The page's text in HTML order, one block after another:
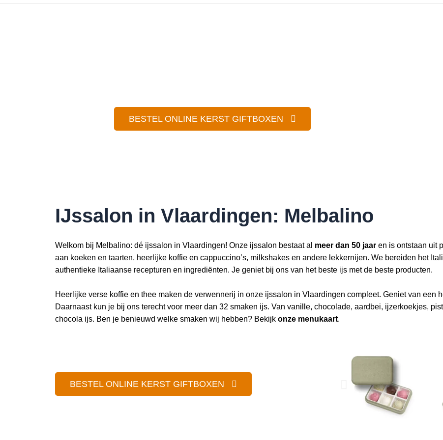
BESTEL ONLINE KERST GIFTBOXEN
IJssalon in Vlaardingen: Melbalino
Welkom bij Melbalino: dé ijssalon in Vlaardingen! Onze ijssalon bestaat al meer dan 50 jaar en is ontstaan uit
aan koeken en taarten, heerlijke koffie en cappuccino’s, milkshakes en andere lekkernijen. We bereiden het
authentieke Italiaanse recepturen en ingrediënten. Je geniet bij ons van het beste ijs met de beste producten.
Heerlijke verse koffie en thee maken de verwennerij in onze ijssalon in Vlaardingen compleet. Geniet van een
Daarnaast kun je bij ons terecht voor meer dan 32 smaken ijs. Van vanille, chocolade, aardbei, ijzerkoekjes,
chocola ijs. Ben je benieuwd welke smaken wij hebben? Bekijk onze menukaart.
BESTEL ONLINE KERST GIFTBOXEN